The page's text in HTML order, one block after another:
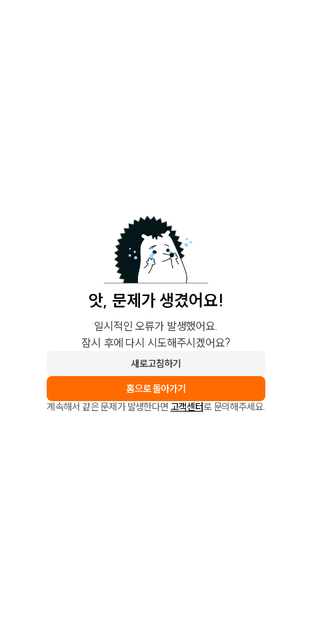
앗, 문제가 생겼어요!
일시적인 오류가 발생했어요.
잠시 후에 다시 시도해주시겠어요?
새로고침하기
홈으로 돌아가기
계속해서 같은 문제가 발생한다면 고객센터로 문의해주세요.